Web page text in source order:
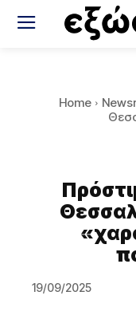
Home
19/09/2025